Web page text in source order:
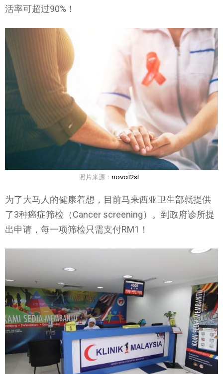
活率可超过90%！
照片来源： nova12sf
为了大马人的健康着想，目前马来西亚卫生部就提供
了3种癌症筛检（Cancer screening）。到政府诊所提
出申请，每一项筛检只需支付RM1！